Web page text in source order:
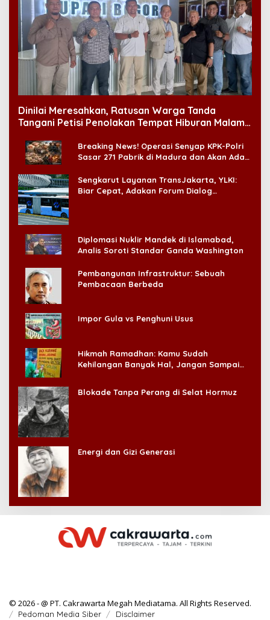
Dinilai Meresahkan, Ratusan Warga Tanda
Tangani Petisi Penolakan Tempat Hiburan Malam
Breaking News! Operasi Senyap KPK-Polri
Sasar 271 Pabrik di Madura dan Akan Ada
Sengkarut Layanan TransJakarta, YLKI:
Biar Cepat, Adakan Forum Dialog
Diplomasi Nuklir Mandek di Islamabad,
Analis Soroti Standar Ganda Washington
Pembangunan Infrastruktur: Sebuah
Pembacaan Berbeda
Impor Gula vs Penghuni Usus
Hikmah Ramadhan: Kamu Sudah
Kehilangan Banyak Hal, Jangan Sampai
Blokade Tanpa Perang di Selat Hormuz
Energi dan Gizi Generasi
© 2026 - @ PT. Cakrawarta Megah Mediatama. All Rights Reserved.
Pedoman Media Siber Disclaimer